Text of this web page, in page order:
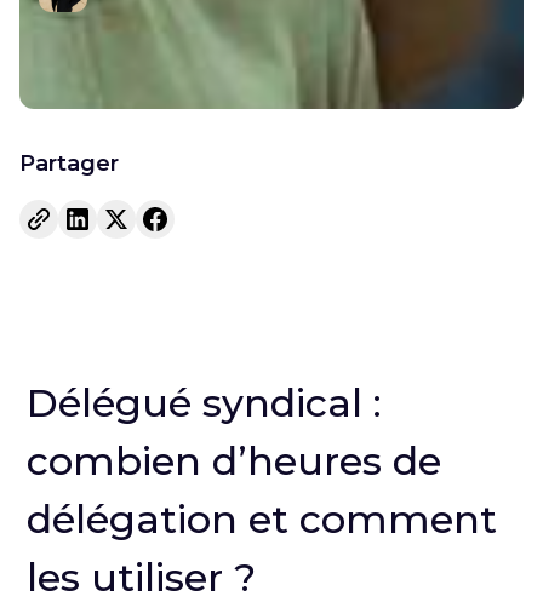
Partager
Délégué syndical :
combien d’heures de
délégation et comment
les utiliser ?